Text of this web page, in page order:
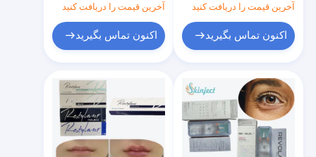
آخرین قیمت را دریافت کنید
اکنون تماس بگیرید
آخرین قیمت را دریافت کنید
اکنون تماس بگیرید